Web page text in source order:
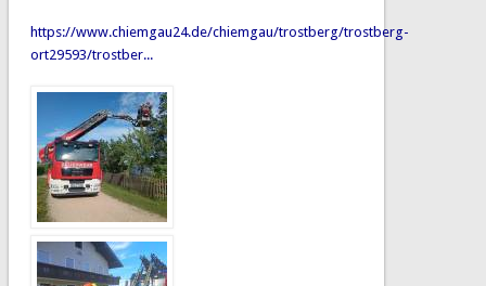
https://www.chiemgau24.de/chiemgau/trostberg/trostberg-
ort29593/trostber...